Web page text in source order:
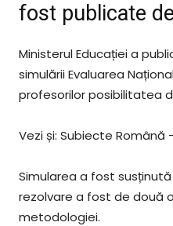
fost publicate
Ministerul Educației a
simulării Evaluarea
profesorilor posibilitatea
Vezi și: Subiecte Română
Simularea a fost susținută
rezolvare a fost de două
metodologiei.